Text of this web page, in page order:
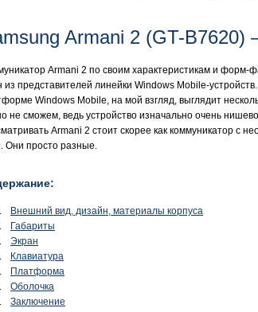
Armani 2 (GT-B7620)
Armani 2 по своим характеристикам и форм-
из представителей линейки Windows Mobile-
Windows Mobile, на мой взгляд, выглядит
не сможем, ведь устройство изначально очень
Armani 2 стоит скорее как коммуникатор с
Они просто разные.
Внешний вид, дизайн, материалы корпуса
Габариты
Экран
Клавиатура
Платформа
Оболочка
Заключение